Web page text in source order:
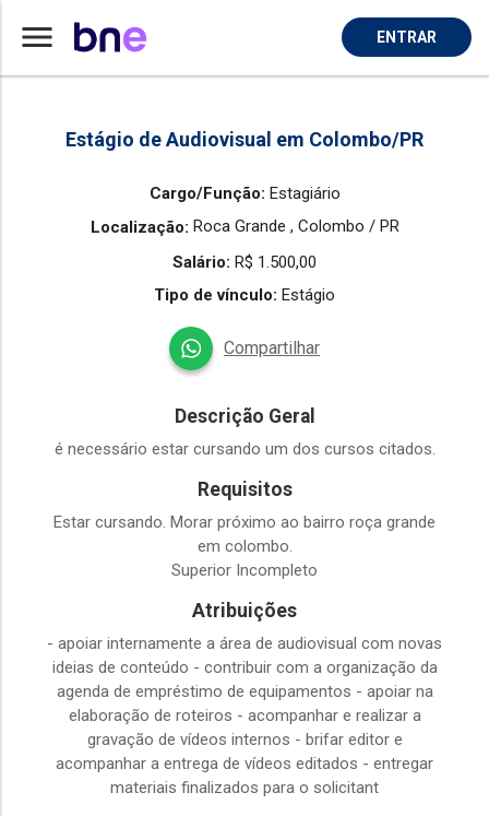
menu ENTRAR
Home Vaga de Estagiario em Colombo
Estágio de Audiovisual em Colombo/PR
Cargo/Função: Estagiário
Localização: Roca Grande , Colombo / PR
Salário: R$ 1.500,00
Tipo de vínculo: Estágio
Compartilhar
Descrição Geral
é necessário estar cursando um dos cursos citados.
Requisitos
Estar cursando. Morar próximo ao bairro roça grande
em colombo.
Superior Incompleto
Atribuições
- apoiar internamente a área de audiovisual com novas
ideias de conteúdo - contribuir com a organização da
agenda de empréstimo de equipamentos - apoiar na
elaboração de roteiros - acompanhar e realizar a
gravação de vídeos internos - brifar editor e
acompanhar a entrega de vídeos editados - entregar
materiais finalizados para o solicitant